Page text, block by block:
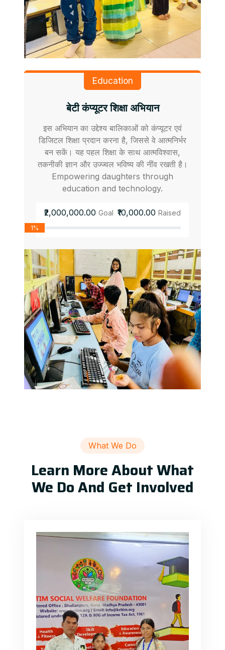
Education
बेटी कंप्यूटर शिक्षा अभियान
इस अभियान का उद्देश्य बालिकाओं को कंप्यूटर एवं
डिजिटल शिक्षा प्रदान करना है, जिससे वे आत्मनिर्भर
बन सकें। यह पहल शिक्षा के साथ आत्मविश्वास,
तकनीकी ज्ञान और उज्ज्वल भविष्य की नींव रखती है।
Empowering daughters through
education and technology.
₹2,000,000.00 Goal ₹10,000.00 Raised
1%
What We Do
Learn More About What
We Do And Get Involved